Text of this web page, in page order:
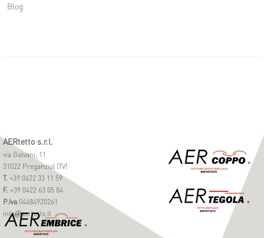
Blog
AERtetto s.r.l.
via Galvani, 11
31022 Preganziol (TV)
T. +39 0422 33 11 59
F. +39 0422 63 05 84
P.Iva 04484920261
info@aertetto.it